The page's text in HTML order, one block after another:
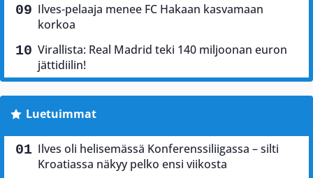
Ilves-pelaaja menee FC Hakaan kasvamaan
korkoa
Virallista: Real Madrid teki 140 miljoonan euron
jättidiilin!
Luetuimmat
Ilves oli helisemässä Konferenssiliigassa – silti
Kroatiassa näkyy pelko ensi viikosta